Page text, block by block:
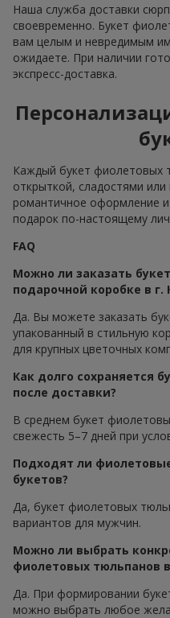
Наша служба доставки
своевременно. Букет
вам целым и невредимым
ожидаете. При наличии
экспресс-доставка.
Каждый букет фиолетовых
открыткой, сладостями
романтичное оформление
подарок по-настоящему
FAQ
Можно ли заказать
подарочной коробке в г.
Да. Вы можете заказать
упакованный в стильную
для крупных цветочных
Как долго сохраняется
после доставки?
В среднем букет
свежесть 5–7 дней при
Подходят ли
букетов?
Да, букет фиолетовых
вариантов для мужчин.
Можно ли выбрать
фиолетовых тюльпанов в
Да. При формировании
можно выбрать любое